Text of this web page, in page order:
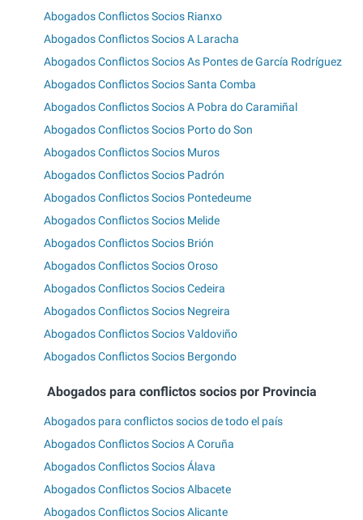
Abogados Conflictos Socios Rianxo
Abogados Conflictos Socios A Laracha
Abogados Conflictos Socios As Pontes de García Rodríguez
Abogados Conflictos Socios Santa Comba
Abogados Conflictos Socios A Pobra do Caramiñal
Abogados Conflictos Socios Porto do Son
Abogados Conflictos Socios Muros
Abogados Conflictos Socios Padrón
Abogados Conflictos Socios Pontedeume
Abogados Conflictos Socios Melide
Abogados Conflictos Socios Brión
Abogados Conflictos Socios Oroso
Abogados Conflictos Socios Cedeira
Abogados Conflictos Socios Negreira
Abogados Conflictos Socios Valdoviño
Abogados Conflictos Socios Bergondo
Abogados para conflictos socios por Provincia
Abogados para conflictos socios de todo el país
Abogados Conflictos Socios A Coruña
Abogados Conflictos Socios Álava
Abogados Conflictos Socios Albacete
Abogados Conflictos Socios Alicante